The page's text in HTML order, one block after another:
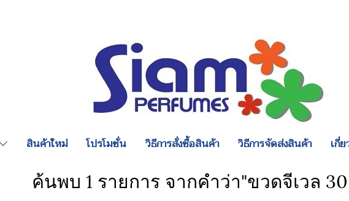
สินค้าใหม่ โปรโมชั่น วิธีการสั่งซื้อสินค้า วิธีการจัดส่งสินค้า เกี่
ค้นพบ 1 รายการ จากคำว่า"ขวดจีเวล